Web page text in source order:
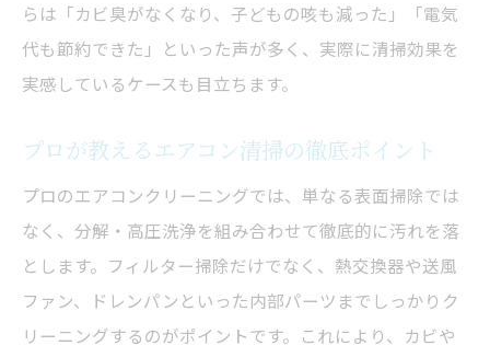
らは「カビ臭がなくなり、子どもの咳も減った」「電気
代も節約できた」といった声が多く、実際に清掃効果を
実感しているケースも目立ちます。
プロが教えるエアコン清掃の徹底ポイント
プロのエアコンクリーニングでは、単なる表面掃除では
なく、分解・高圧洗浄を組み合わせて徹底的に汚れを落
とします。フィルター掃除だけでなく、熱交換器や送風
ファン、ドレンパンといった内部パーツまでしっかりク
リーニングするのがポイントです。これにより、カビや